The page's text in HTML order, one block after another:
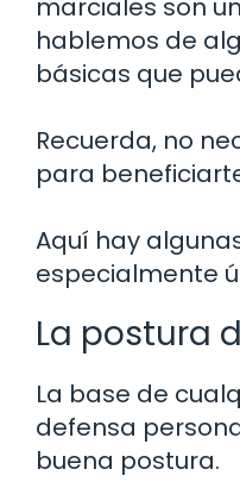
marciales son
hablemos de
básicas que
Recuerda, no
para
Aquí hay
especialmente
La postura
La base de
defensa
buena postura.